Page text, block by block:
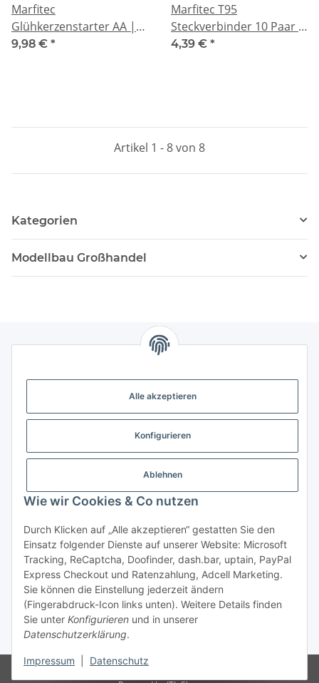
Alle akzeptieren
Konfigurieren
Ablehnen
Wie wir Cookies & Co nutzen
Durch Klicken auf „Alle akzeptieren“ gestatten Sie den
Einsatz folgender Dienste auf unserer Website: Microsoft
Tracking, ReCaptcha, Doofinder, dash.bar, uptain, PayPal
Express Checkout und Ratenzahlung, Adcell Marketing.
Sie können die Einstellung jederzeit ändern
(Fingerabdruck-Icon links unten). Weitere Details finden
Sie unter Konfigurieren und in unserer
Datenschutzerklärung.
Impressum Datenschutz
Marfitec
Glühkerzenstarter AA |
RC Modellbau |
9,98 € *
Marfitec T95
Steckverbinder 10 Paar |
Mini Tamiya kompatibel |
4,39 € *
Artikel 1 - 8 von 8
Kategorien
Modellbau Großhandel
Gesetzliche Informationen
Weitere Informationen
Support - Hilfe
Modellbau Großhandel
Vertrag widerrufen
* Alle Preise inkl. gesetzlicher MwSt., zzgl.
* gilt für Lieferungen innerhalb Deutschlands, Lieferzeiten
für andere Länder entnehmen Sie bitte der Schaltfläche mit
denVersandinformationen.